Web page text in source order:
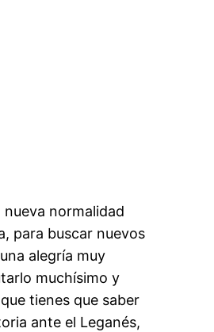
normalidad
para buscar nuevos
alegría muy
muchísimo y
tienes que saber
ante el Leganés,